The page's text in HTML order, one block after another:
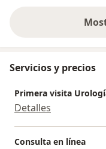
Servicios y precios
Primera visita
Detalles
Consulta en línea